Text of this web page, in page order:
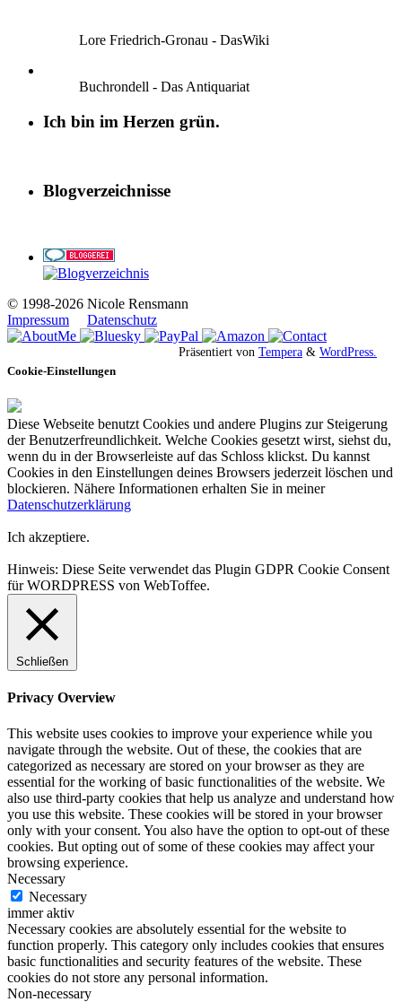
Lore Friedrich-Gronau - DasWiki
Buchrondell - Das Antiquariat
Ich bin im Herzen grün.
Blogverzeichnisse
© 1998-2026 Nicole Rensmann
Impressum
Datenschutz
Präsentiert von Tempera & WordPress.
Cookie-Einstellungen
Diese Webseite benutzt Cookies und andere Plugins zur Steigerung
der Benutzerfreundlichkeit. Welche Cookies gesetzt wirst, siehst du,
wenn du in der Browserleiste auf das Schloss klickst. Du kannst
Cookies in den Einstellungen deines Browsers jederzeit löschen und
blockieren. Nähere Informationen erhalten Sie in meiner
Datenschutzerklärung
Ich akzeptiere.
Hinweis: Diese Seite verwendet das Plugin GDPR Cookie Consent
für WORDPRESS von WebToffee.
Schließen
Privacy Overview
This website uses cookies to improve your experience while you
navigate through the website. Out of these, the cookies that are
categorized as necessary are stored on your browser as they are
essential for the working of basic functionalities of the website. We
also use third-party cookies that help us analyze and understand how
you use this website. These cookies will be stored in your browser
only with your consent. You also have the option to opt-out of these
cookies. But opting out of some of these cookies may affect your
browsing experience.
Necessary
Necessary
immer aktiv
Necessary cookies are absolutely essential for the website to
function properly. This category only includes cookies that ensures
basic functionalities and security features of the website. These
cookies do not store any personal information.
Non-necessary